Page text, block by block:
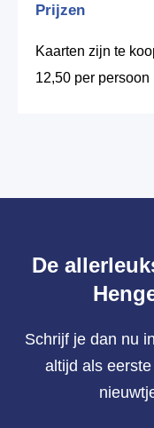
Prijzen
Kaarten zijn te
12,50 per persoon
De
Schrijf je dan nu
altijd als